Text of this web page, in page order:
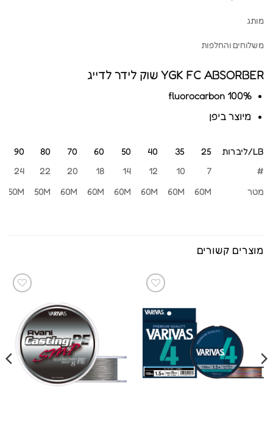
מותג
משלוחים והחלפות
YGK FC ABSORBER שוק לידר לדייג
100% fluorocarbon
מיוצר ביפן
LB/ליברות 25
35
40
50
60
70
80
90
LB/ליברות
25
35
40
50
60
70
80
90
#
7
10
12
14
18
20
22
24
מטר
60M
60M
60M
60M
60M
60M
50M
50M
מוצרים קשורים